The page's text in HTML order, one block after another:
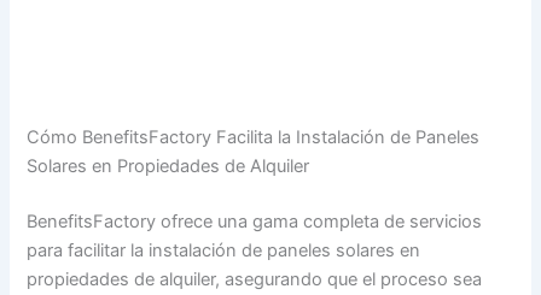
Cómo BenefitsFactory Facilita la Instalación de Paneles
Solares en Propiedades de Alquiler
BenefitsFactory ofrece una gama completa de servicios
para facilitar la instalación de paneles solares en
propiedades de alquiler, asegurando que el proceso sea